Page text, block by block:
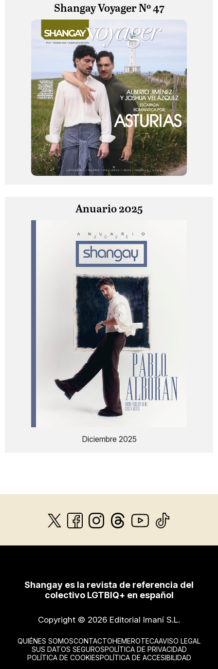
Shangay Voyager Nº 47
Anuario 2025
Diciembre 2025
Shangay es la revista de referencia del
colectivo LGTBIQ+ en español
Copyright © 2026 Editorial Imaní S.L.
QUIÉNES SOMOSCONTACTOHEMEROTECAAVISO LEGAL
SUS DATOS SEGUROSPOLÍTICA DE PRIVACIDAD
POLÍTICA DE COOKIESPOLÍTICA DE ACCESIBILIDAD